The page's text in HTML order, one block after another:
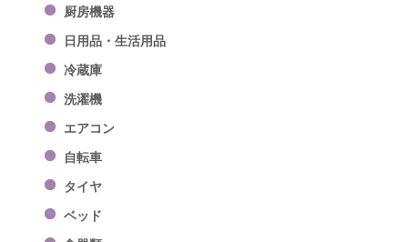
厨房機器
日用品・生活用品
冷蔵庫
洗濯機
エアコン
自転車
タイヤ
ベッド